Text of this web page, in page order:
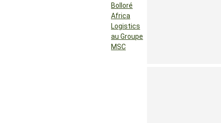
Bolloré
Africa
Logistics
au Groupe
MSC